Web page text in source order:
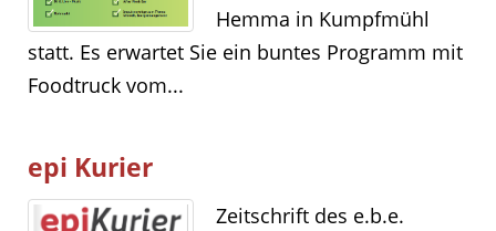
Hemma in Kumpfmühl
statt. Es erwartet Sie ein buntes Programm mit
Foodtruck vom...
epi Kurier
Zeitschrift des e.b.e.